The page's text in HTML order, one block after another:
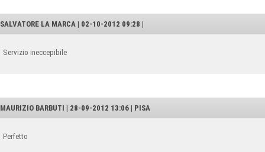
SALVATORE LA MARCA | 02-10-2012 09:28 |
Servizio ineccepibile
MAURIZIO BARBUTI | 28-09-2012 13:06 | PISA
Perfetto